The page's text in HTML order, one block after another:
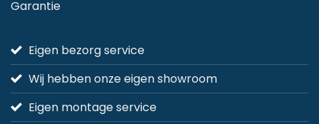
Garantie
Eigen bezorg service
Wij hebben onze eigen showroom
Eigen montage service